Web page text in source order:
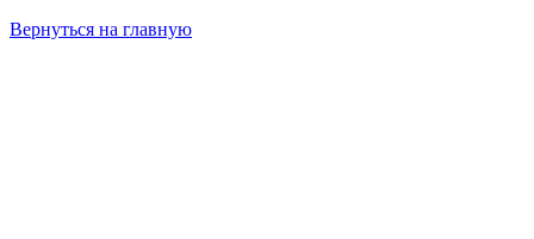
Вернуться на главную